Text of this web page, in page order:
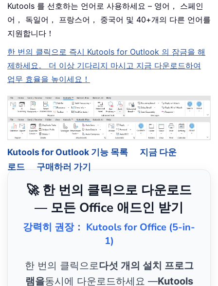
Kutools 를 선호하는 언어로 사용하세요 – 영어， 스페인
어， 독일어， 프랑스어， 중국어 및 40+개의 다른 언어를
지원합니다！
한 번의 클릭으로 즉시 Kutools for Outlook 의 잠금을 해
제하세요。 더 이상 기다리지 마시고 지금 다운로드하여
업무 효율을 높이세요！
Kutools for Outlook 기능 목록
지금 다운
로드
구매하러 가기
🚀 한 번의 클릭으로 다운로드
— 모든 Office 애드인 받기
강력히 권장： Kutools for Office (5-in-
1)
한 번의 클릭으로다섯 개의 설치 프로그
램을동시에 다운로드하세요 —Kutools